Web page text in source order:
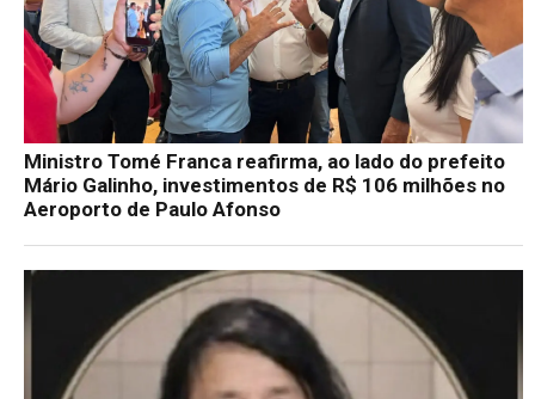
Ministro Tomé Franca reafirma, ao lado do prefeito
Mário Galinho, investimentos de R$ 106 milhões no
Aeroporto de Paulo Afonso